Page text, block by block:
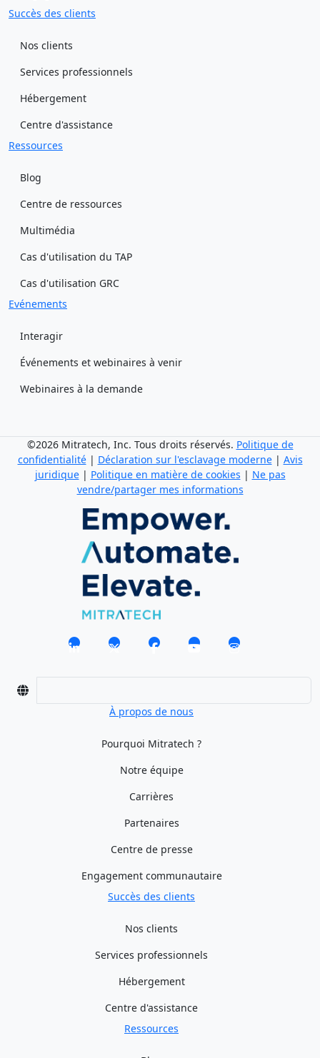
Succès des clients
Nos clients
Services professionnels
Hébergement
Centre d'assistance
Ressources
Blog
Centre de ressources
Multimédia
Cas d'utilisation du TAP
Cas d'utilisation GRC
Evénements
Interagir
Événements et webinaires à venir
Webinaires à la demande
©2026 Mitratech, Inc. Tous droits réservés. Politique de
confidentialité| Déclaration sur l'esclavage moderne| Avis
juridique| Politique en matière de cookies | Ne pas
vendre/partager mes informations
À propos de nous
Pourquoi Mitratech ?
Notre équipe
Carrières
Partenaires
Centre de presse
Engagement communautaire
Succès des clients
Nos clients
Services professionnels
Hébergement
Centre d'assistance
Ressources